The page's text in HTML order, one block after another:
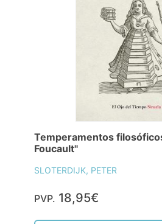
Temperamentos
Foucault"
SLOTERDIJK, PETER
PVP. 18,95€